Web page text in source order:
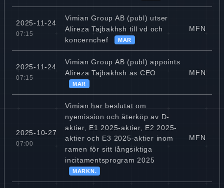
2025-11-24
07:15
Vimian Group AB (publ) utser
Alireza Tajbakhsh till vd och
koncernchef
MAR
MFN
2025-11-24
07:15
Vimian Group AB (publ) appoints
Alireza Tajbakhsh as CEO
MAR
MFN
2025-10-27
07:00
Vimian har beslutat om
nyemission och återköp av D-
aktier, E1 2025-aktier, E2 2025-
aktier och E3 2025-aktier inom
ramen för sitt långsiktiga
incitamentsprogram 2025
MARKN.
MFN